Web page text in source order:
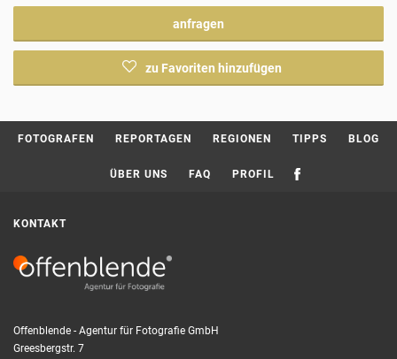
anfragen
zu Favoriten hinzufügen
FOTOGRAFEN REPORTAGEN REGIONEN TIPPS BLOG
ÜBER UNS FAQ PROFIL
KONTAKT
Offenblende - Agentur für Fotografie GmbH
Greesbergstr. 7